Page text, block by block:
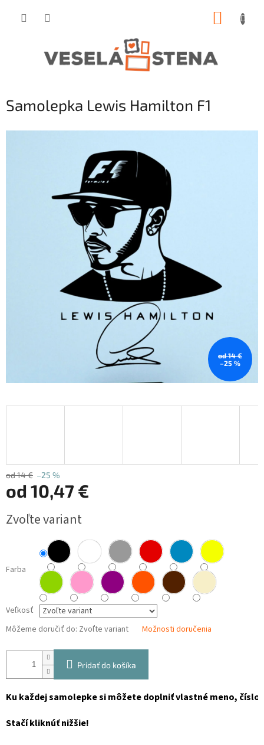
Samolepka Lewis Hamilton F1
od 14 €
–25 %
od 14 € –25 %
od 10,47 €
cena:
Zvoľte variant
Farba
Veľkosť
Môžeme doručiť do: Zvoľte variant Možnosti doručenia
Pridať do košíka
Ku každej samolepke si môžete doplniť vlastné meno,
Stačí kliknúť nižšie!